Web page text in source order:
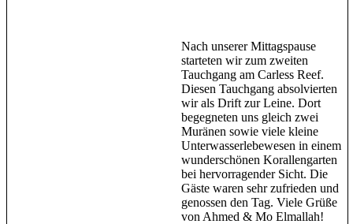
Nach unserer Mittagspause
starteten wir zum zweiten
Tauchgang am Carless Reef.
Diesen Tauchgang absolvierten
wir als Drift zur Leine. Dort
begegneten uns gleich zwei
Muränen sowie viele kleine
Unterwasserlebewesen in einem
wunderschönen Korallengarten
bei hervorragender Sicht. Die
Gäste waren sehr zufrieden und
genossen den Tag. Viele Grüße
von Ahmed & Mo Elmallah!